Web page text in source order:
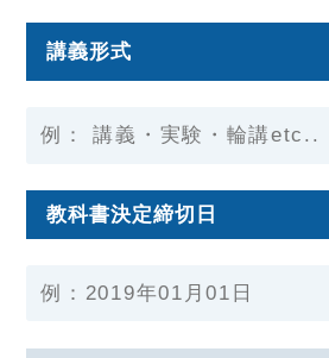
講義形式
教科書決定締切日